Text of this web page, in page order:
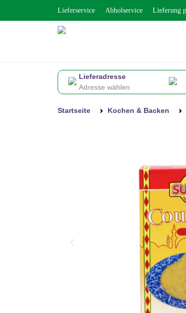
Lieferservice Abholservice Lieferung
Lieferadresse
Adresse wählen
Startseite Kochen & Backen